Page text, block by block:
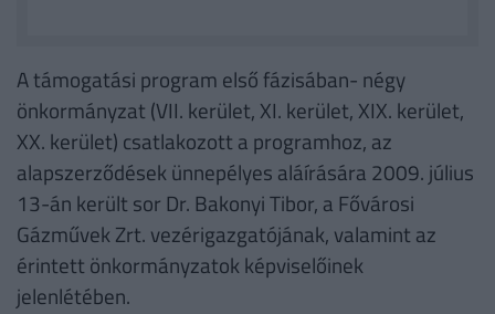
A támogatási program első fázisában- négy
önkormányzat (VII. kerület, XI. kerület, XIX. kerület,
XX. kerület) csatlakozott a programhoz, az
alapszerződések ünnepélyes aláírására 2009. július
13-án került sor Dr. Bakonyi Tibor, a Fővárosi
Gázművek Zrt. vezérigazgatójának, valamint az
érintett önkormányzatok képviselőinek
jelenlétében.